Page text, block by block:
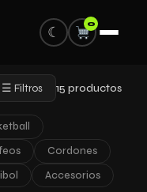
☾
0
☰ Filtros 15 productos
Cordones
Accesorios